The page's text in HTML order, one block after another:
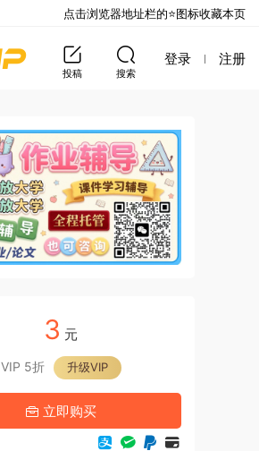
投稿 搜索
登录 注册
3 元
VIP 5折 升级VIP
立即购买
点击浏览器地址栏的⭐图标收藏本页